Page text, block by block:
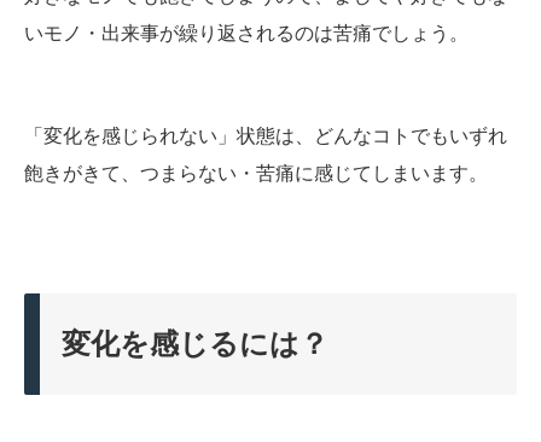
いモノ・出来事が繰り返されるのは苦痛でしょう。
「変化を感じられない」状態は、どんなコトでもいずれ
飽きがきて、つまらない・苦痛に感じてしまいます。
変化を感じるには？